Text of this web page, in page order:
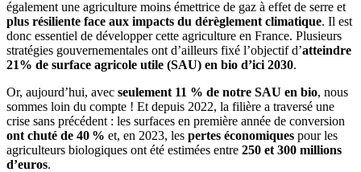
également une agriculture moins émettrice de gaz à effet de serre et
plus résiliente face aux impacts du dérèglement climatique. Il est
donc essentiel de développer cette agriculture en France. Plusieurs
stratégies gouvernementales ont d’ailleurs fixé l’objectif d’atteindre
21% de surface agricole utile (SAU) en bio d’ici 2030.
Or, aujourd’hui, avec seulement 11 % de notre SAU en bio, nous
sommes loin du compte ! Et depuis 2022, la filière a traversé une
crise sans précédent : les surfaces en première année de conversion
ont chuté de 40 % et, en 2023, les pertes économiques pour les
agriculteurs biologiques ont été estimées entre 250 et 300 millions
d’euros.